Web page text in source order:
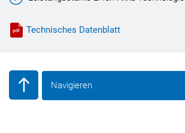
Technisches Datenblatt
Navigieren